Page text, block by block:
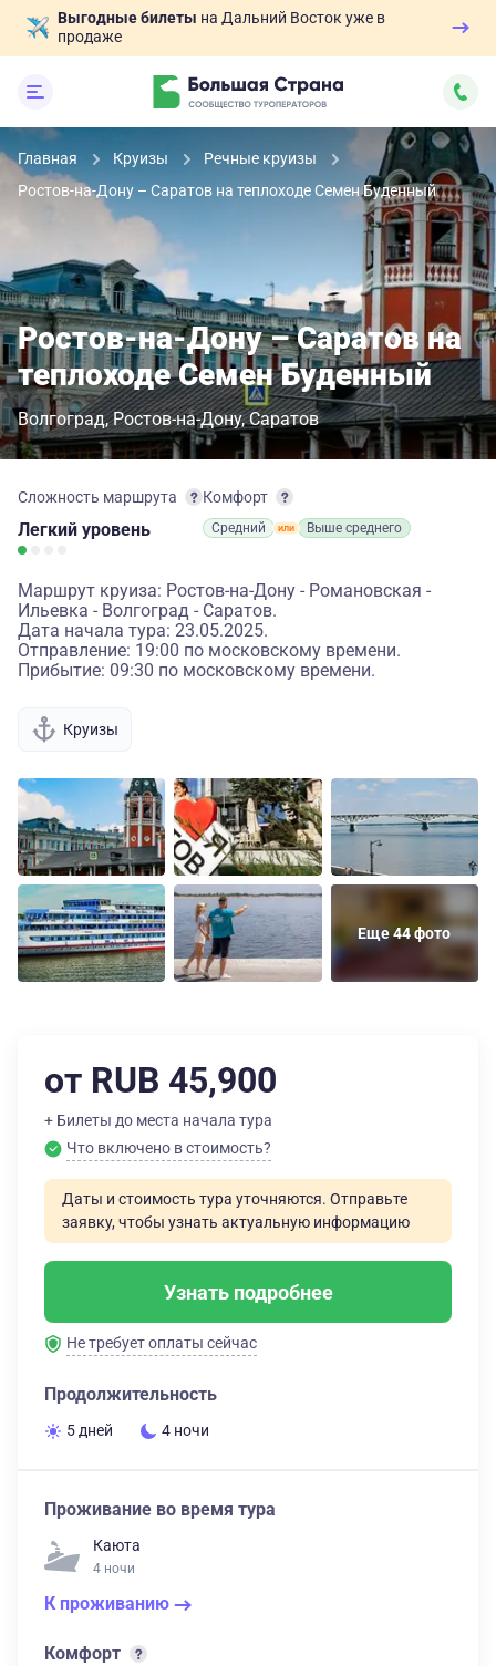
Выгодные билеты на Дальний Восток уже в
продаже
Главная Круизы
Речные круизы
Ростов-на-Дону – Саратов на теплоходе Семен Буденный
Ростов-на-Дону – Саратов на
теплоходе Семен Буденный
Волгоград Ростов-на-Дону Саратов
Сложность маршрута
Легкий уровень
Комфорт
Средний Выше среднего
Маршрут круиза: Ростов-на-Дону - Романовская -
Ильевка - Волгоград - Саратов.
Дата начала тура: 23.05.2025.
Отправление: 19:00 по московскому времени.
Прибытие: 09:30 по московскому времени.
Круизы
Еще 44 фото
от RUB 45,900
+ Билеты до места начала тура
Что включено в стоимость?
Даты и стоимость тура уточняются. Отправьте
заявку, чтобы узнать актуальную информацию
Узнать подробнее
Не требует оплаты сейчас
Продолжительность
5 дней 4 ночи
Проживание во время тура
Каюта
4 ночи
К проживанию
Комфорт